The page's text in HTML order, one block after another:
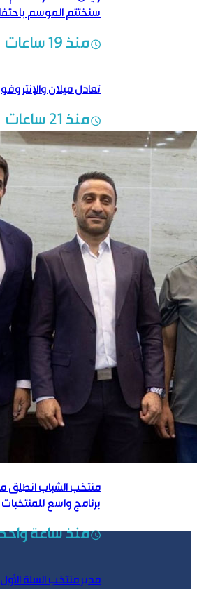
سنختتم الموسم
منذ 19 ساعات
تعادل ميلان والإنتر
منذ 21 ساعات
منتخب الشباب انطلق
برنامج واسع
منذ ساعة
مدير منتخب السلة